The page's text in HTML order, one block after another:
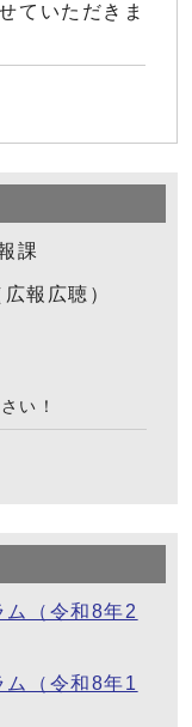
ていただきま
課
報広聴）
い！
ム（令和8年2
ム（令和8年1